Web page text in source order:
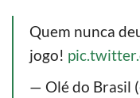
Quem nunca
jogo!
— Olé do Brasil